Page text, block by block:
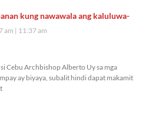
kung nawawala ang kaluluwa-
am 11:37 am
Cebu Archbishop Alberto Uy sa mga
ay biyaya, subalit hindi dapat makamit